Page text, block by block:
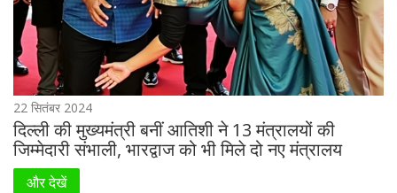
22 सितंबर 2024
दिल्ली की मुख्यमंत्री बनीं आतिशी ने 13 मंत्रालयों की
जिम्मेदारी संभाली, भारद्वाज को भी मिले दो नए मंत्रालय
और देखें